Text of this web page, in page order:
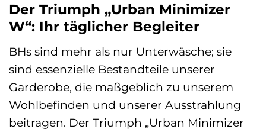
Der Triumph „Urban Minimizer
W“: Ihr täglicher Begleiter
BHs sind mehr als nur Unterwäsche; sie
sind essenzielle Bestandteile unserer
Garderobe, die maßgeblich zu unserem
Wohlbefinden und unserer Ausstrahlung
beitragen. Der Triumph „Urban Minimizer